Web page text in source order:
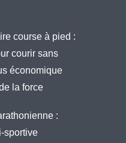
course à pied :
courir sans
économique
la force
:
sportive